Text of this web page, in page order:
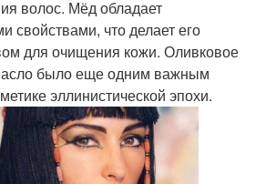
волос. Мёд обладает
свойствами, что делает его
для очищения кожи. Оливковое
было еще одним важным
эллинистической эпохи.